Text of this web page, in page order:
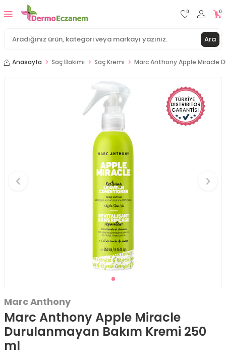
Ara
0 0
Anasayfa Saç Bakımı Saç Kremi Marc Anthony Apple Miracle
Marc Anthony
Marc Anthony Apple Miracle
Durulanmayan Bakım Kremi 250
ml